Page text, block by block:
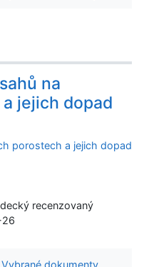
na
jejich dopad
porostech a jejich dopad
recenzovaný
26
Vybrané dokumenty